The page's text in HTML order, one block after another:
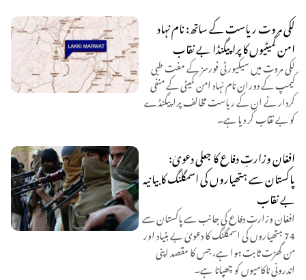
لکی مروت ریاست کے ساتھ: نام نہاد
امن کمیٹیوں کا پراپیگنڈا بے نقاب
لکی مروت میں سیکیورٹی فورسز کے مفت طبی
کیمپ کے دوران نام نہاد امن کمیٹی کے منفی
کردار نے ان کے ریاست مخالف پراپیگنڈے
کو بے نقاب کر دیا ہے۔
افغان وزارتِ دفاع کا جعلی دعویٰ:
پاکستان سے ہتھیاروں کی اسمگلنگ کا بیانیہ
بے نقاب
افغان وزارتِ دفاع کی جانب سے پاکستان سے
74 ہتھیاروں کی اسمگلنگ کا دعویٰ بے بنیاد اور
من گھڑت ثابت ہوا ہے، جس کا مقصد اپنی
اندرونی ناکامیوں کو چھپانا ہے۔